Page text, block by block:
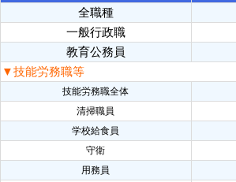
全職種
一般行政職
教育公務員
▼技能労務職等
技能労務職全体
清掃職員
学校給食員
守衛
用務員